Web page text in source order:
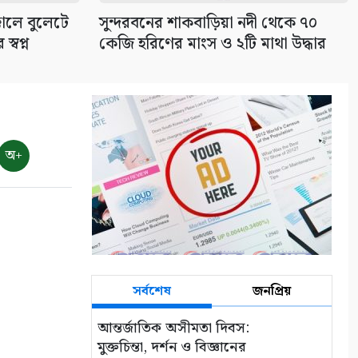
বাংলাদেশের পর্যটনের
আগামীর বাংলাদেশ
১০
বুলেটে
সুন্দরবনের শাকবাড়িয়া নদী থেকে ৭০
কেজি হরিণের মাংস ও ২টি মাথা উদ্ধার
অ+
সর্বশেষ জনপ্রিয়
আন্তর্জাতিক অসীমতা দিবস:
মুক্তচিন্তা, দর্শন ও বিজ্ঞানের